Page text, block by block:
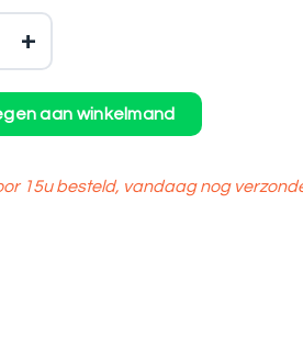
+
15u besteld, vandaag nog